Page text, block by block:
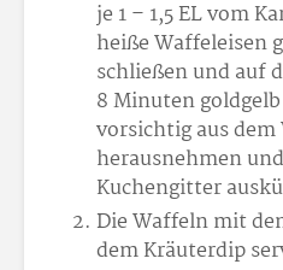
je 1 – 1,5 EL vom
heiße Waffeleisen
schließen und auf
8 Minuten
vorsichtig aus
herausnehmen
Kuchengitter
Die Waffeln mit
dem Kräuterdip